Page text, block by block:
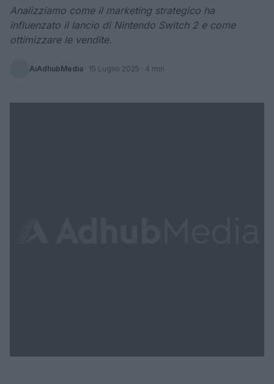
Analizziamo come il marketing strategico ha
influenzato il lancio di Nintendo Switch 2 e come
ottimizzare le vendite.
AiAdhubMedia · 15 Luglio 2025 · 4 min